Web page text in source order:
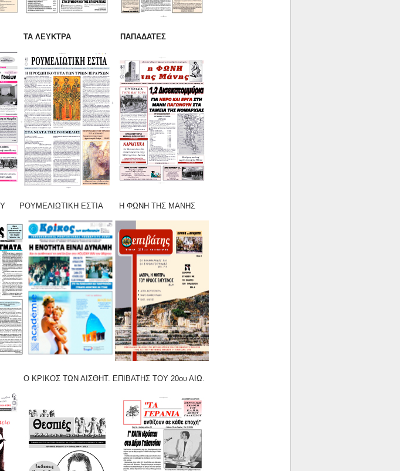
ΛΕΥΚΤΡΑ ΠΑΠΑΔΑΤΕΣ
ΕΣΤΙΑ Η ΦΩΝΗ ΤΗΣ ΜΑΝΗΣ
ΤΩΝ ΑΙΣΘΗΤ. ΕΠΙΒΑΤΗΣ ΤΟΥ 20ου ΑΙΩ.